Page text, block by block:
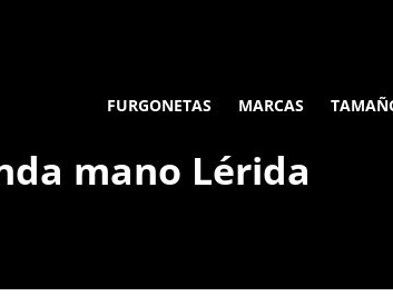
FURGONETAS MARCAS
mano Lérida